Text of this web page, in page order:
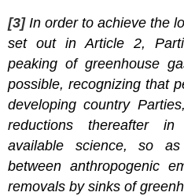
[3]In order to achieve the
set out in Article 2,
peaking of greenhouse
possible, recognizing that
developing country
reductions thereafter
available science, so
between anthropogenic
removals by sinks of